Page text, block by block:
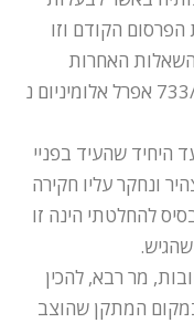
הקודם וזו
האחרות
ממילא אינן בסמכות הרשם (ראה ע"א 733/95 אפרל אלומיניום נ
היחיד שהעיד בפניי
ונחקר עליו חקירה
להחלטתי הינה זו
מר רבא, להכין
המתקן שהוצב